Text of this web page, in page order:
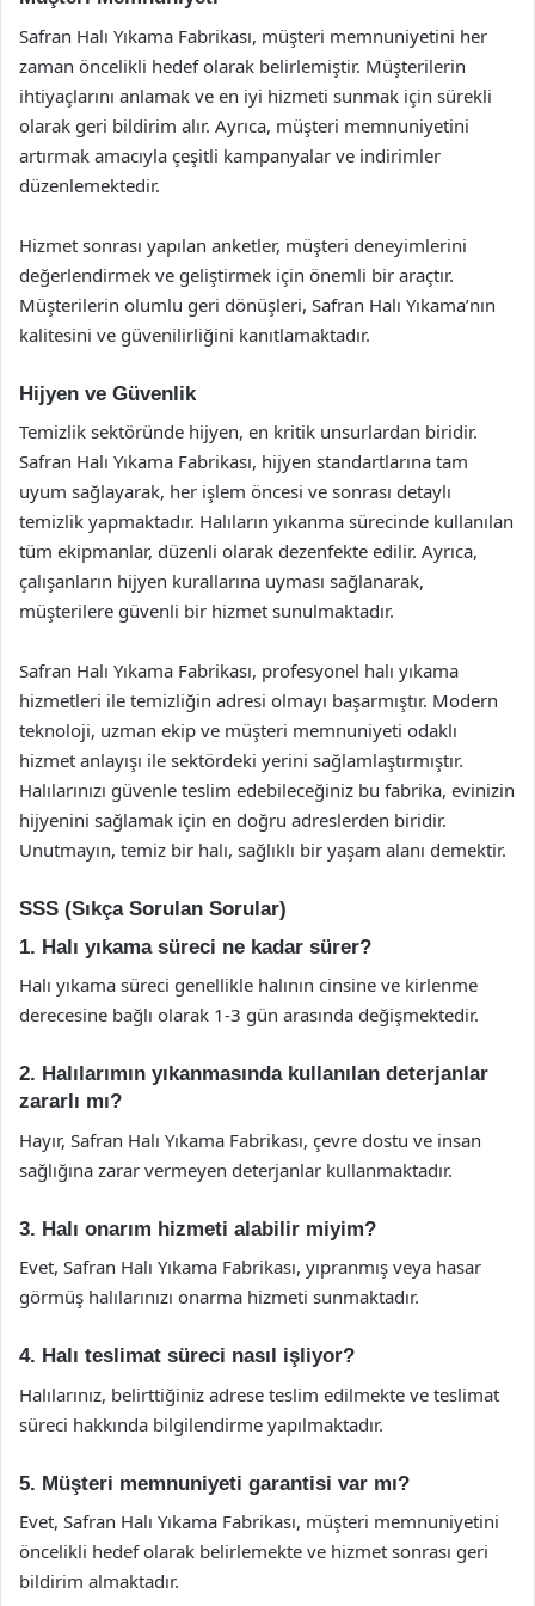
Safran Halı Yıkama Fabrikası, müşteri memnuniyetini her
zaman öncelikli hedef olarak belirlemiştir. Müşterilerin
ihtiyaçlarını anlamak ve en iyi hizmeti sunmak için sürekli
olarak geri bildirim alır. Ayrıca, müşteri memnuniyetini
artırmak amacıyla çeşitli kampanyalar ve indirimler
düzenlemektedir.
Hizmet sonrası yapılan anketler, müşteri deneyimlerini
değerlendirmek ve geliştirmek için önemli bir araçtır.
Müşterilerin olumlu geri dönüşleri, Safran Halı Yıkama’nın
kalitesini ve güvenilirliğini kanıtlamaktadır.
Hijyen ve Güvenlik
Temizlik sektöründe hijyen, en kritik unsurlardan biridir.
Safran Halı Yıkama Fabrikası, hijyen standartlarına tam
uyum sağlayarak, her işlem öncesi ve sonrası detaylı
temizlik yapmaktadır. Halıların yıkanma sürecinde kullanılan
tüm ekipmanlar, düzenli olarak dezenfekte edilir. Ayrıca,
çalışanların hijyen kurallarına uyması sağlanarak,
müşterilere güvenli bir hizmet sunulmaktadır.
Safran Halı Yıkama Fabrikası, profesyonel halı yıkama
hizmetleri ile temizliğin adresi olmayı başarmıştır. Modern
teknoloji, uzman ekip ve müşteri memnuniyeti odaklı
hizmet anlayışı ile sektördeki yerini sağlamlaştırmıştır.
Halılarınızı güvenle teslim edebileceğiniz bu fabrika, evinizin
hijyenini sağlamak için en doğru adreslerden biridir.
Unutmayın, temiz bir halı, sağlıklı bir yaşam alanı demektir.
SSS (Sıkça Sorulan Sorular)
1. Halı yıkama süreci ne kadar sürer?
Halı yıkama süreci genellikle halının cinsine ve kirlenme
derecesine bağlı olarak 1-3 gün arasında değişmektedir.
2. Halılarımın yıkanmasında kullanılan deterjanlar
zararlı mı?
Hayır, Safran Halı Yıkama Fabrikası, çevre dostu ve insan
sağlığına zarar vermeyen deterjanlar kullanmaktadır.
3. Halı onarım hizmeti alabilir miyim?
Evet, Safran Halı Yıkama Fabrikası, yıpranmış veya hasar
görmüş halılarınızı onarma hizmeti sunmaktadır.
4. Halı teslimat süreci nasıl işliyor?
Halılarınız, belirttiğiniz adrese teslim edilmekte ve teslimat
süreci hakkında bilgilendirme yapılmaktadır.
5. Müşteri memnuniyeti garantisi var mı?
Evet, Safran Halı Yıkama Fabrikası, müşteri memnuniyetini
öncelikli hedef olarak belirlemekte ve hizmet sonrası geri
bildirim almaktadır.